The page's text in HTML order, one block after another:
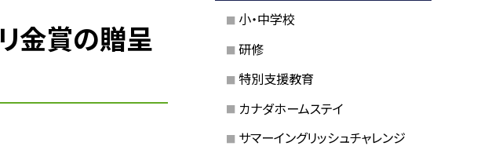
金賞の贈呈
小・中学校
研修
特別支援教育
カナダホームステイ
サマーイングリッシュチャレンジ